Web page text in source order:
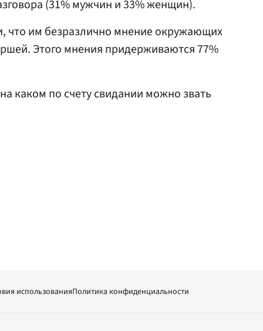
(31% мужчин и 33% женщин).
что им безразлично мнение окружающих
Этого мнения придерживаются 77%
каком по счету свидании можно звать
использованияПолитика конфиденциальности